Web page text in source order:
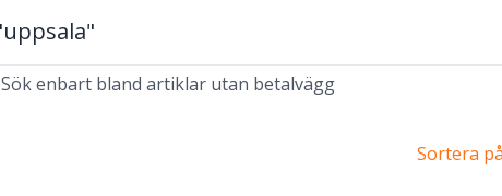
Sök enbart bland artiklar utan betalvägg
Sortera